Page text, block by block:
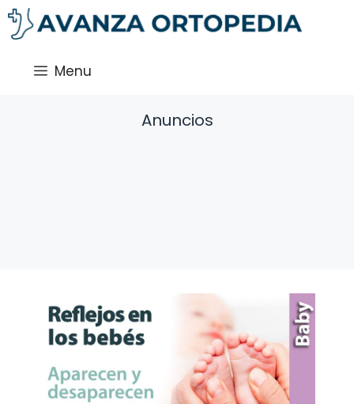
Saltar
al
Menu
Anuncios